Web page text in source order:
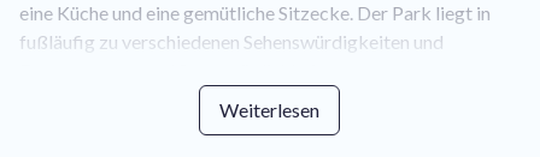
eine Küche und eine gemütliche Sitzecke. Der Park liegt in
fußläufig zu verschiedenen Sehenswürdigkeiten und
Im Erdgeschoss befindet sich die offene Küche, die einen
Weiterlesen